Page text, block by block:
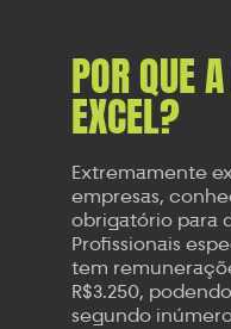
POR QUE
EXCEL?
Extremamente
empresas,
obrigatório para
Profissionais
tem
R$3.250,
segundo